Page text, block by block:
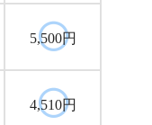
5,500円
4,510円